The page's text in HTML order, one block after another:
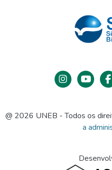
@ 2026 UNEB - Todos os
a